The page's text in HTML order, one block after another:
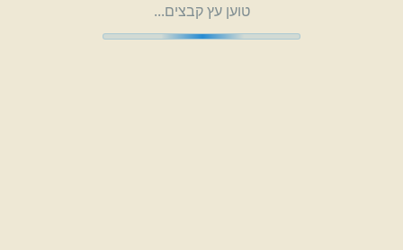
טוען עץ קבצים...